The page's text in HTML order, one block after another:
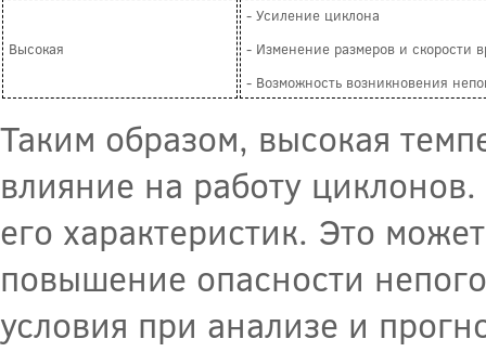
Высокая
- Усиление циклона
- Изменение размеров и скорости
- Возможность возникновения
Таким образом, высокая
влияние на работу
его характеристик. Это
повышение опасности
условия при анализе и